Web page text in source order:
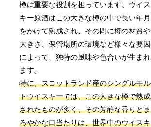
樽は重要な役割を担っています。ウイス
キー原酒はこの大きな樽の中で長い年月
をかけて熟成され、その間に樽の材質や
大きさ、保管場所の環境など様々な要因
によって、独特の風味や色合いが生まれ
ます。
特に、スコットランド産のシングルモル
トウイスキーでは、この大きな樽で熟成
されたものが多く、その芳醇な香りとま
ろやかな口当たりは、世界中のウイスキ